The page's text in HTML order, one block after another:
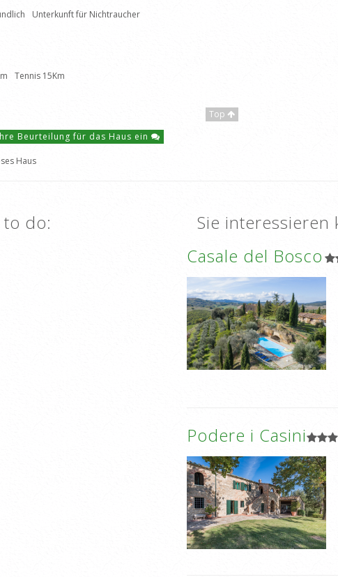
Unterkunft für Nichtraucher
Tennis 15Km
Top
Beurteilung für das Haus ein
Haus
do:
Sie interessieren
Casale del Bosco
Podere i Casini